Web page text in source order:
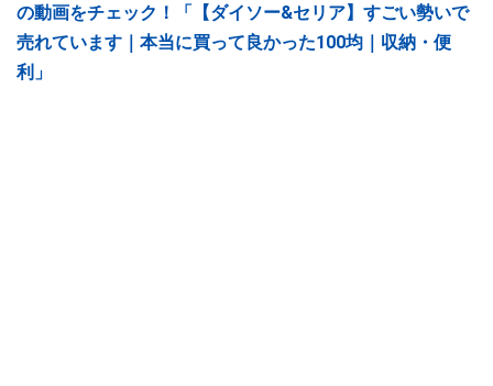
の動画をチェック！「【ダイソー&セリア】すごい勢いで
売れています｜本当に買って良かった100均｜収納・便
利」